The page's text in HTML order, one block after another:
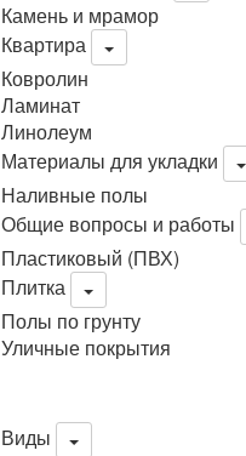
Камень и мрамор
Квартира
Ковролин
Ламинат
Линолеум
Материалы для укладки
Наливные полы
Общие вопросы и работы
Пластиковый (ПВХ)
Плитка
Полы по грунту
Уличные покрытия
Виды